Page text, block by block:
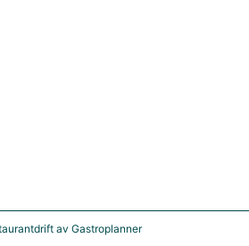
av Gastroplanner